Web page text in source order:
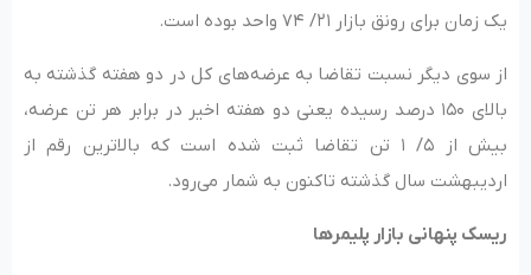
یک زمان برای رونق بازار ۲۱/ ۷۴ واحد بوده است.
از سوی دیگر نسبت تقاضا به عرضه‌های کل در دو هفته گذشته به
بالای ۱۵۰ درصد رسیده یعنی دو هفته اخیر در برابر هر تن عرضه‌،
بیش از ۵/ ۱ تن تقاضا ثبت شده است که بالاترین رقم از
اردیبهشت سال گذشته تاکنون به شمار می‌رود.
ریسک پنهانی بازار پلیمرها